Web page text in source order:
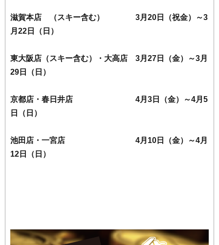
滋賀本店 （スキー含む） 3月20日（祝金）～3
月22日（日）
東大阪店（スキー含む）・大高店 3月27日（金）～3月
29日（日）
京都店・春日井店 4月3日（金）～4月5
日（日）
池田店・一宮店 4月10日（金）～4月
12日（日）